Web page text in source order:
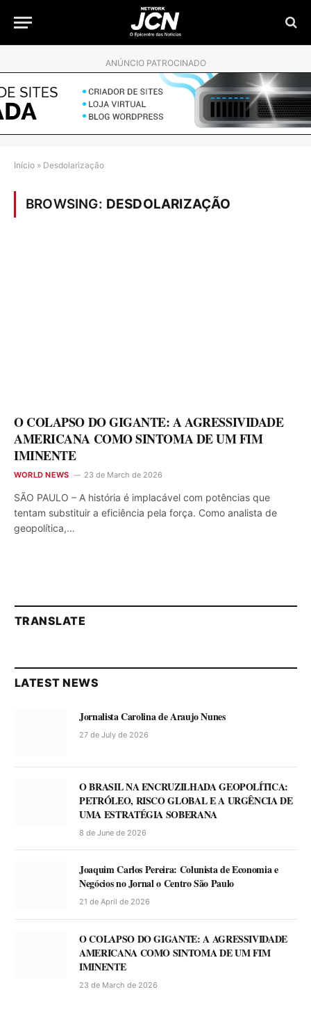
ANÚNCIO PATROCINADO
Início » Desdolarização
BROWSING: DESDOLARIZAÇÃO
O COLAPSO DO GIGANTE: A AGRESSIVIDADE
AMERICANA COMO SINTOMA DE UM FIM
IMINENTE
WORLD NEWS 23 de March de 2026
SÃO PAULO – A história é implacável com potências que
tentam substituir a eficiência pela força. Como analista de
geopolítica,…
TRANSLATE
LATEST NEWS
Jornalista Carolina de Araujo Nunes
27 de July de 2026
O BRASIL NA ENCRUZILHADA GEOPOLÍTICA:
PETRÓLEO, RISCO GLOBAL E A URGÊNCIA DE
UMA ESTRATÉGIA SOBERANA
8 de June de 2026
Joaquim Carlos Pereira: Colunista de Economia e
Negócios no Jornal o Centro São Paulo
21 de April de 2026
O COLAPSO DO GIGANTE: A AGRESSIVIDADE
AMERICANA COMO SINTOMA DE UM FIM
IMINENTE
23 de March de 2026